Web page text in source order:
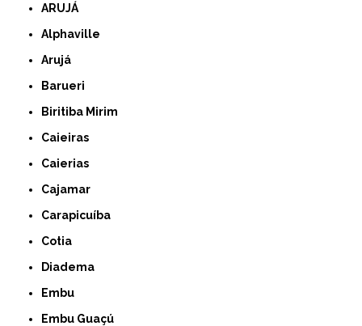
ARUJÁ
Alphaville
Arujá
Barueri
Biritiba Mirim
Caieiras
Caierias
Cajamar
Carapicuíba
Cotia
Diadema
Embu
Embu Guaçú